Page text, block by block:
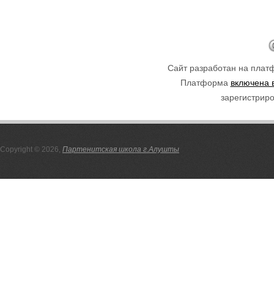
Сайт разработан на
Платформа включена
Copyright © 2026, Партенитская школа г.Алушты